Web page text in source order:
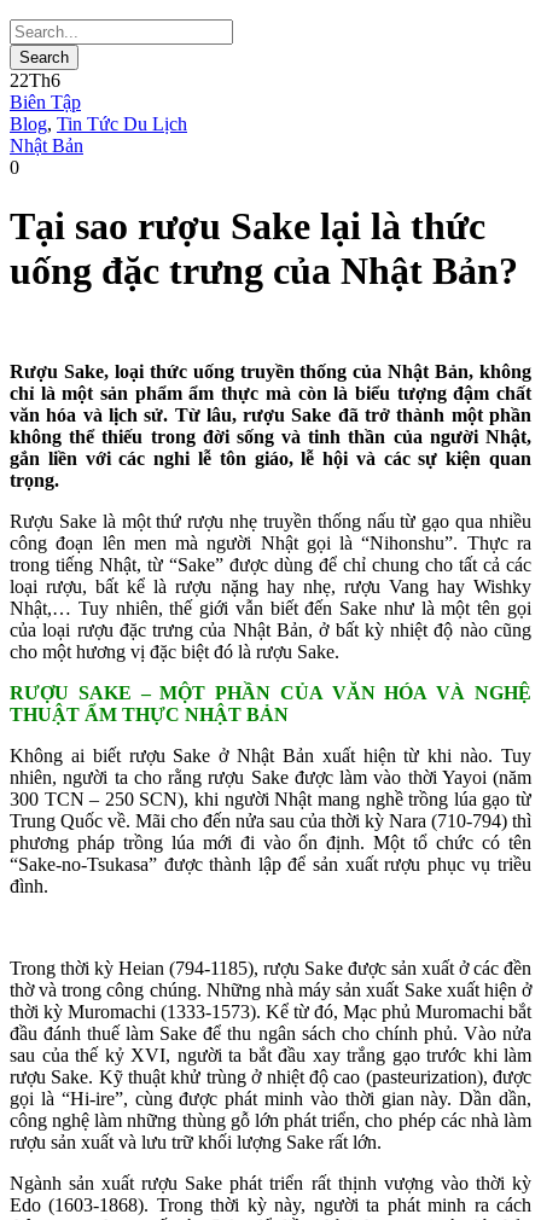
22Th6
Biên Tập
Blog, Tin Tức Du Lịch
Nhật Bản
0
Tại sao rượu Sake lại là thức
uống đặc trưng của Nhật Bản?
Rượu Sake, loại thức uống truyền thống của Nhật Bản, không
chỉ là một sản phẩm ẩm thực mà còn là biểu tượng đậm chất
văn hóa và lịch sử. Từ lâu, rượu Sake đã trở thành một phần
không thể thiếu trong đời sống và tinh thần của người Nhật,
gắn liền với các nghi lễ tôn giáo, lễ hội và các sự kiện quan
trọng.
Rượu Sake là một thứ rượu nhẹ truyền thống nấu từ gạo qua nhiều
công đoạn lên men mà người Nhật gọi là “Nihonshu”. Thực ra
trong tiếng Nhật, từ “Sake” được dùng để chỉ chung cho tất cả các
loại rượu, bất kể là rượu nặng hay nhẹ, rượu Vang hay Wishky
Nhật,… Tuy nhiên, thế giới vẫn biết đến Sake như là một tên gọi
của loại rượu đặc trưng của Nhật Bản, ở bất kỳ nhiệt độ nào cũng
cho một hương vị đặc biệt đó là rượu Sake.
RƯỢU SAKE – MỘT PHẦN CỦA VĂN HÓA VÀ NGHỆ
THUẬT ẨM THỰC NHẬT BẢN
Không ai biết rượu Sake ở Nhật Bản xuất hiện từ khi nào. Tuy
nhiên, người ta cho rằng rượu Sake được làm vào thời Yayoi (năm
300 TCN – 250 SCN), khi người Nhật mang nghề trồng lúa gạo từ
Trung Quốc về. Mãi cho đến nửa sau của thời kỳ Nara (710-794) thì
phương pháp trồng lúa mới đi vào ổn định. Một tổ chức có tên
“Sake-no-Tsukasa” được thành lập để sản xuất rượu phục vụ triều
đình.
Trong thời kỳ Heian (794-1185), rượu Sake được sản xuất ở các đền
thờ và trong công chúng. Những nhà máy sản xuất Sake xuất hiện ở
thời kỳ Muromachi (1333-1573). Kể từ đó, Mạc phủ Muromachi bắt
đầu đánh thuế làm Sake để thu ngân sách cho chính phủ. Vào nửa
sau của thế kỷ XVI, người ta bắt đầu xay trắng gạo trước khi làm
rượu Sake. Kỹ thuật khử trùng ở nhiệt độ cao (pasteurization), được
gọi là “Hi-ire”, cùng được phát minh vào thời gian này. Dần dần,
công nghệ làm những thùng gỗ lớn phát triển, cho phép các nhà làm
rượu sản xuất và lưu trữ khối lượng Sake rất lớn.
Ngành sản xuất rượu Sake phát triển rất thịnh vượng vào thời kỳ
Edo (1603-1868). Trong thời kỳ này, người ta phát minh ra cách